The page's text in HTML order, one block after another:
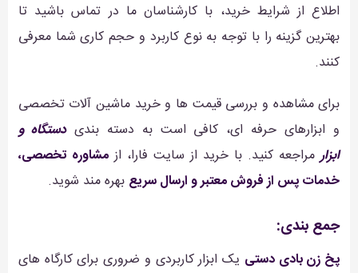
اطلاع از شرایط خرید، با کارشناسان ما در تماس باشید تا
بهترین گزینه را با توجه به نوع کاربرد و حجم کاری شما معرفی
کنند.
برای مشاهده و بررسی قیمت ها و خرید ماشین آلات تخصصی
و ابزارهای حرفه ای، کافی است به دسته بندیدستگاه و
ابزارمراجعه کنید. با خرید از سایت فارا، ازمشاوره تخصصی،
خدمات پس از فروش معتبر و ارسال سریع بهره مند شوید.
جمع بندی:
پخ زن بادی دستی یک ابزار کاربردی و ضروری برای کارگاه های